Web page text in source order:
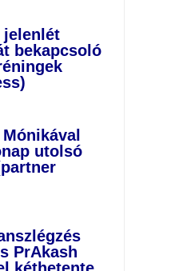
jelenlét
bekapcsoló
utolsó
PrAkash